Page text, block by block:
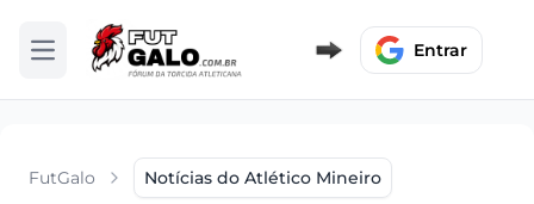
Abrir menu Entrar
FutGalo Notícias do Atlético Mineiro